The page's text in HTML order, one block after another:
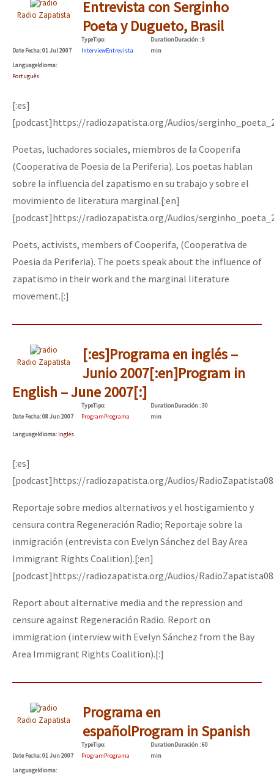
Radio Zapatista
Entrevista con Serginho
Poeta y Dugueto, Brasil
DateFecha: 01 Jul 2007
TypeTipo:
InterviewEntrevista
DurationDuración: 9
min
LanguageIdioma:
Português
[:es]
[podcast]https://radiozapatista.org/Audios/
Poetas, luchadores sociales, miembros de la Cooperifa
(Cooperativa de Poesia de la Periferia). Los poetas hablan
sobre la influencia del zapatismo en su trabajo y sobre el
movimiento de literatura marginal.[:en]
[podcast]https://radiozapatista.org/Audios/
Poets, activists, members of Cooperifa, (Cooperativa de
Poesia da Periferia). The poets speak about the influence of
zapatismo in their work and the marginal literature
movement.[:]
Radio Zapatista
[:es]Programa en inglés –
Junio 2007[:en]Program in
English – June 2007[:]
DateFecha: 08 Jun 2007
TypeTipo:
ProgramPrograma
DurationDuración: 30
min
LanguageIdioma: Inglés
[:es]
[podcast]https://radiozapatista.org/Audios/
Reportaje sobre medios alternativos y el hostigamiento y
censura contra Regeneración Radio; Reportaje sobre la
inmigración (entrevista con Evelyn Sánchez del Bay Area
Immigrant Rights Coalition).[:en]
[podcast]https://radiozapatista.org/Audios/
Report about alternative media and the repression and
censure against Regeneración Radio. Report on
immigration (interview with Evelyn Sánchez from the Bay
Area Immigrant Rights Coalition).[:]
Radio Zapatista
Programa en
españolProgram in Spanish
DateFecha: 01 Jun 2007
TypeTipo:
ProgramPrograma
DurationDuración: 60
min
LanguageIdioma: